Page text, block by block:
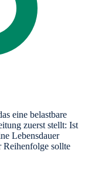
eine belastbare
zuerst stellt: Ist
Lebensdauer
Reihenfolge sollte